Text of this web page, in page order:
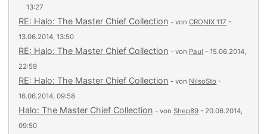
13:27
RE: Halo: The Master Chief Collection - vonCRONIX 117 -
13.06.2014, 13:50
RE: Halo: The Master Chief Collection - von Paul - 15.06.2014,
22:59
RE: Halo: The Master Chief Collection - von NilsoSto -
16.06.2014, 09:58
Halo: The Master Chief Collection - vonShep89 - 20.06.2014,
09:50